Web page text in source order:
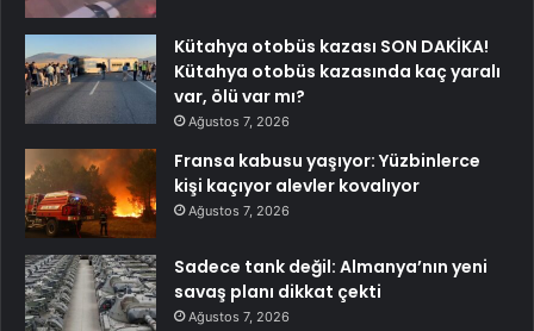
Kütahya otobüs kazası SON DAKİKA!
Kütahya otobüs kazasında kaç yaralı
var, ölü var mı?
Ağustos 7, 2026
Fransa kabusu yaşıyor: Yüzbinlerce
kişi kaçıyor alevler kovalıyor
Ağustos 7, 2026
Sadece tank değil: Almanya’nın yeni
savaş planı dikkat çekti
Ağustos 7, 2026